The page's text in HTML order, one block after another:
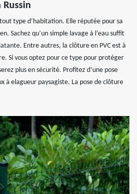
Russin
type d’habitation. Elle réputée pour sa
Sachez qu’un simple lavage à l’eau suffit
Entre autres, la clôture en PVC est à
Si vous optez pour ce type pour protéger
plus en sécurité. Profitez d’une pose
à elagueur paysagiste. La pose de clôture